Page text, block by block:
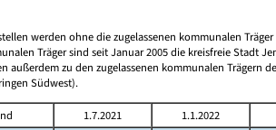
werden ohne die zugelassenen kommunalen Träger
Träger sind seit Januar 2005 die kreisfreie Stadt
außerdem zu den zugelassenen kommunalen
Südwest).
1.7.2021 1.1.2022